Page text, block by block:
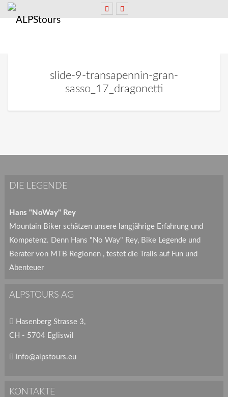
slide-9-transapennin-gran-
sasso_17_dragonetti
DIE LEGENDE
Hans "NoWay" Rey
Mountain Biker schätzen unsere langjährige Erfahrung und
Kompetenz. Denn Hans "No Way" Rey, Bike Legende und
Berater von MTB Regionen , testet die Trails auf Fun und
Abenteuer
ALPSTOURS AG
Hasenberg Strasse 3,
CH - 5704 Egliswil
info@alpstours.eu
KONTAKTE